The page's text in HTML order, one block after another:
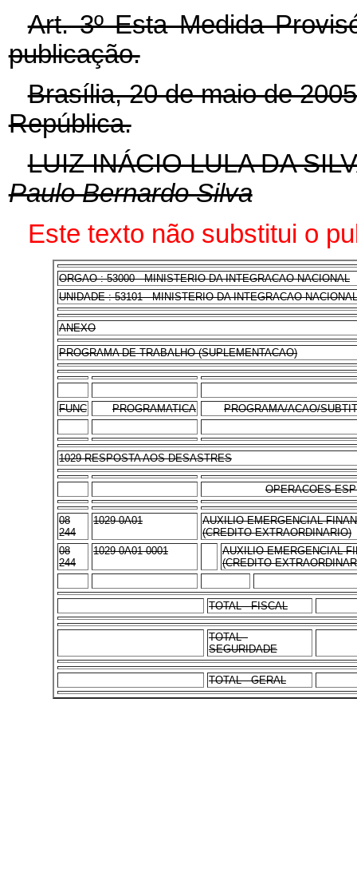
Art. 3º Esta Medida
publicação.
Brasília, 20 de maio de
República.
LUIZ INÁCIO LULA DA
Paulo Bernardo Silva
Este texto não substitui o
ORGAO : 53000 - MINISTERIO DA INTEGRACAO NACIONAL
UNIDADE : 53101 - MINISTERIO DA INTEGRACAO NACIONAL
ANEXO
PROGRAMA DE TRABALHO (SUPLEMENTACAO)
FUNC PROGRAMATICA PROGRAMA/ACAO/
1029 RESPOSTA AOS DESASTRES
OPERACOES
08
244
1029 0A01
AUXILIO EMERGENCIAL
(CREDITO EXTRAORDINARIO)
08
244
1029 0A01 0001
AUXILIO EMERGENCIAL
(CREDITO
TOTAL - FISCAL
TOTAL -
SEGURIDADE
TOTAL - GERAL